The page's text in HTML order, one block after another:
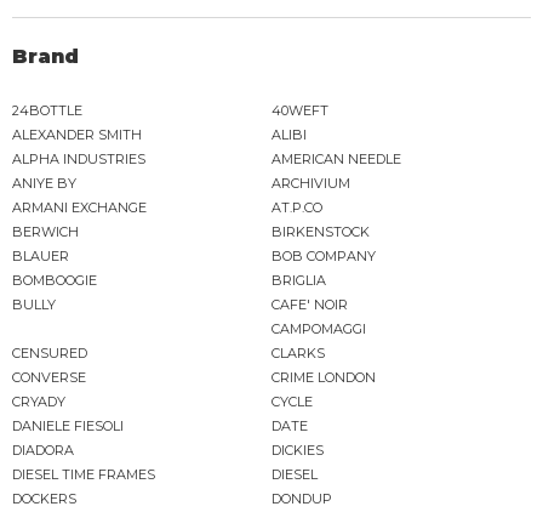
Brand
24BOTTLE
40WEFT
ALEXANDER SMITH
ALIBI
ALPHA INDUSTRIES
AMERICAN NEEDLE
ANIYE BY
ARCHIVIUM
ARMANI EXCHANGE
AT.P.CO
BERWICH
BIRKENSTOCK
BLAUER
BOB COMPANY
BOMBOOGIE
BRIGLIA
BULLY
CAFE' NOIR
CAMPOMAGGI
CENSURED
CLARKS
CONVERSE
CRIME LONDON
CRYADY
CYCLE
DANIELE FIESOLI
DATE
DIADORA
DICKIES
DIESEL TIME FRAMES
DIESEL
DOCKERS
DONDUP